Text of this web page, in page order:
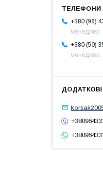
+380 (96)
менеджер
+380 (50)
менеджер